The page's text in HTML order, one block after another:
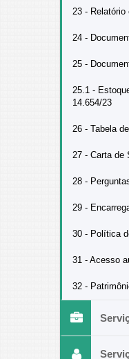
23 - Relatório
24 -
25 -
25.1 -
14.654/23
26 - Tabela
27 - Carta de
28 -
29 -
30 - Política
31 - Acesso
32 -